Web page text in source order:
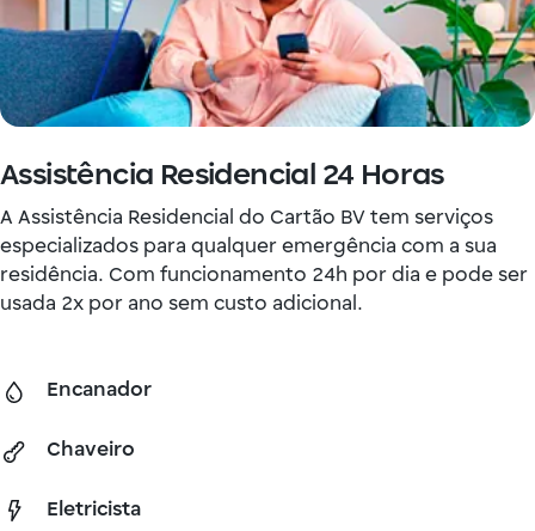
Assistência Residencial 24 Horas
A Assistência Residencial do Cartão BV tem serviços
especializados para qualquer emergência com a sua
residência. Com funcionamento 24h por dia e pode ser
usada 2x por ano sem custo adicional.
Encanador
Chaveiro
Eletricista